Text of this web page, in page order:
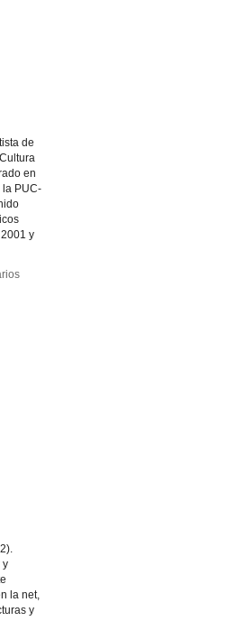
de
en
la PUC-
y
y
la net,
y